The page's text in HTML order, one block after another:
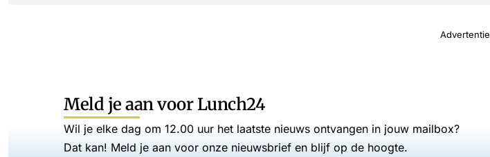
Advertentie
Meld je aan voor Lunch24
Wil je elke dag om 12.00 uur het laatste nieuws ontvangen in jouw mailbox?
Dat kan! Meld je aan voor onze nieuwsbrief en blijf op de hoogte.